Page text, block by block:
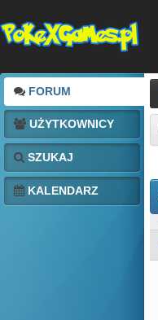
FORUM
UŻYTKOWNICY
SZUKAJ
KALENDARZ